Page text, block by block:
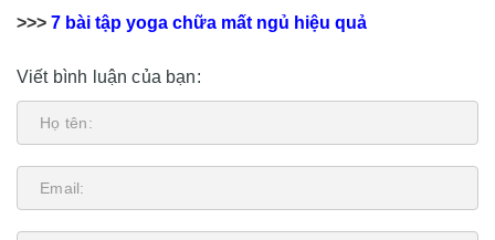
>>> 7 bài tập yoga chữa mất ngủ hiệu quả
Viết bình luận của bạn: